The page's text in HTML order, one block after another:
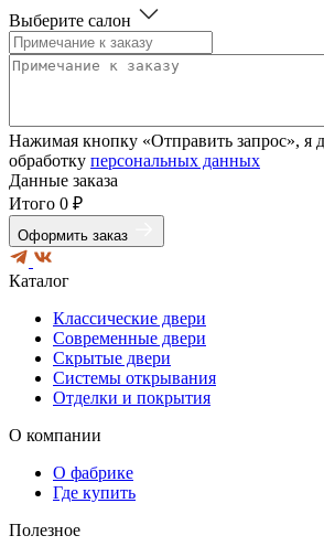
Выберите салон
Нажимая кнопку «Отправить запрос», я
обработку персональных данных
Данные заказа
Итого 0 ₽
Оформить заказ
Каталог
Классические двери
Современные двери
Скрытые двери
Системы открывания
Отделки и покрытия
О компании
О фабрике
Где купить
Полезное